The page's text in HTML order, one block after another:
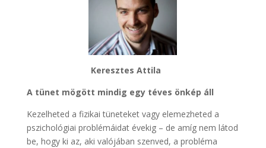
Keresztes Attila
A tünet mögött mindig egy téves önkép áll
Kezelheted a fizikai tüneteket vagy elemezheted a
pszichológiai problémáidat évekig – de amíg nem látod
be, hogy ki az, aki valójában szenved, a probléma